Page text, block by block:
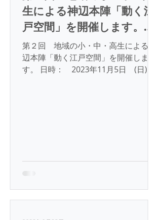
生による神辺本陣「動く江
戸空間」を開催します。
１１月５日 １２：３０よ
り
第２回 地域の小・中・高生による神
辺本陣「動く江戸空間」を開催しま
す。 日時： 2023年11月5日 (日)